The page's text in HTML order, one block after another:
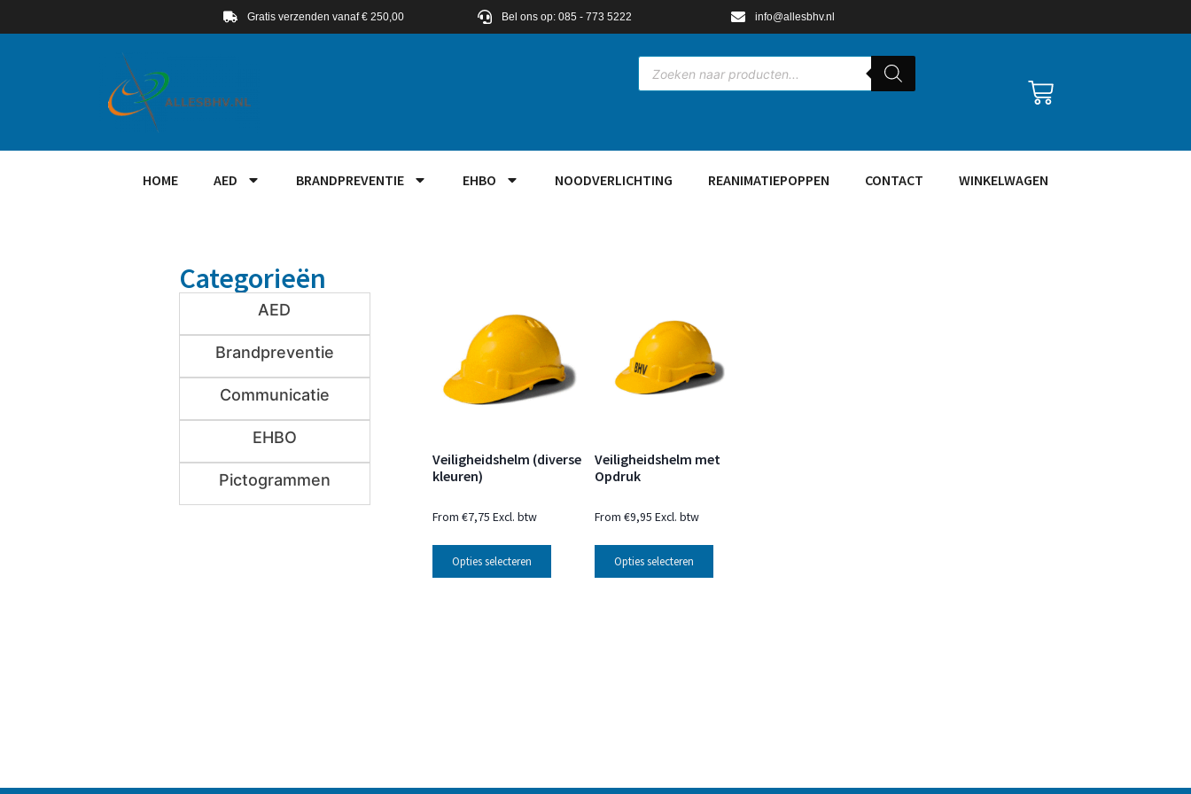
Gratis verzenden vanaf € 250,00 Bel ons op: 085 - 773 5222 info@allesbhv.nl
HOME AED BRANDPREVENTIE EHBO NOODVERLICHTING REANIMATIEPOPPEN CONTACT WINKELWAGEN
Categorieën
AED
Brandpreventie
Communicatie
EHBO
Pictogrammen
Veiligheidshelm (diverse
kleuren)
From€7,75 Excl. btw
Opties selecteren
Veiligheidshelm met
Opdruk
From€9,95 Excl. btw
Opties selecteren